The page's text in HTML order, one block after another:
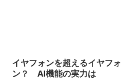
イヤフォンを超えるイヤフォ
ン？ AI機能の実力は